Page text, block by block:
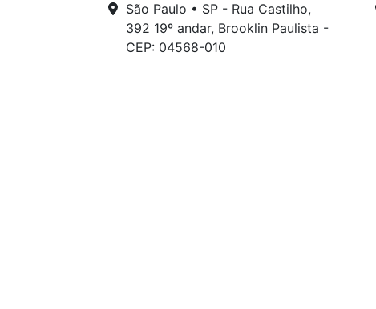
São Paulo • SP - Rua Castilho,
392 19º andar, Brooklin Paulista -
CEP: 04568-010